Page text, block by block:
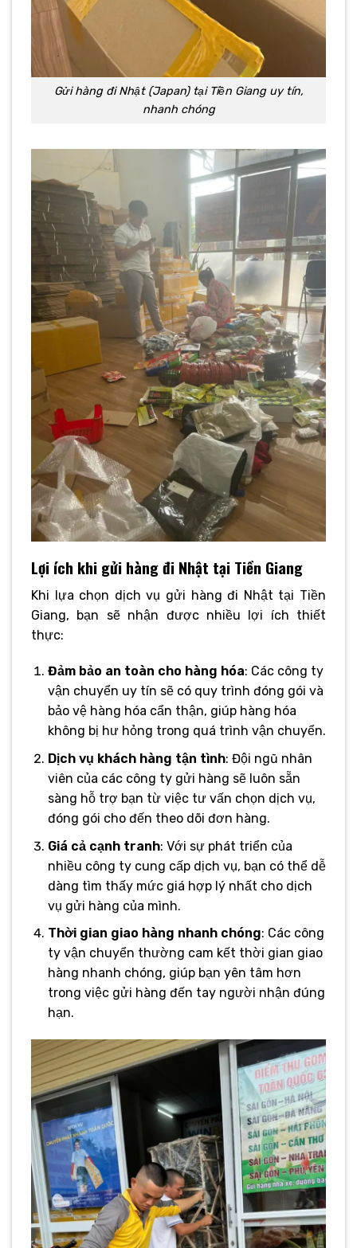
Gửi hàng đi Nhật (Japan) tại Tiền Giang uy tín,
nhanh chóng
Lợi ích khi gửi hàng đi Nhật tại Tiền Giang
Khi lựa chọn dịch vụ gửi hàng đi Nhật tại Tiền
Giang, bạn sẽ nhận được nhiều lợi ích thiết
thực:
Đảm bảo an toàn cho hàng hóa: Các công ty
vận chuyển uy tín sẽ có quy trình đóng gói và
bảo vệ hàng hóa cẩn thận, giúp hàng hóa
không bị hư hỏng trong quá trình vận chuyển.
Dịch vụ khách hàng tận tình: Đội ngũ nhân
viên của các công ty gửi hàng sẽ luôn sẵn
sàng hỗ trợ bạn từ việc tư vấn chọn dịch vụ,
đóng gói cho đến theo dõi đơn hàng.
Giá cả cạnh tranh: Với sự phát triển của
nhiều công ty cung cấp dịch vụ, bạn có thể dễ
dàng tìm thấy mức giá hợp lý nhất cho dịch
vụ gửi hàng của mình.
Thời gian giao hàng nhanh chóng: Các công
ty vận chuyển thường cam kết thời gian giao
hàng nhanh chóng, giúp bạn yên tâm hơn
trong việc gửi hàng đến tay người nhận đúng
hạn.